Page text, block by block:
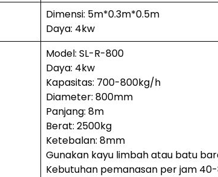
Dimensi: 5m*0.3m*0.5m
Daya: 4kw
Model: SL-R-800
Daya: 4kw
Kapasitas: 700-800kg/h
Diameter: 800mm
Panjang: 8m
Berat: 2500kg
Ketebalan: 8mm
Gunakan kayu limbah atau batu
Kebutuhan pemanasan per jam